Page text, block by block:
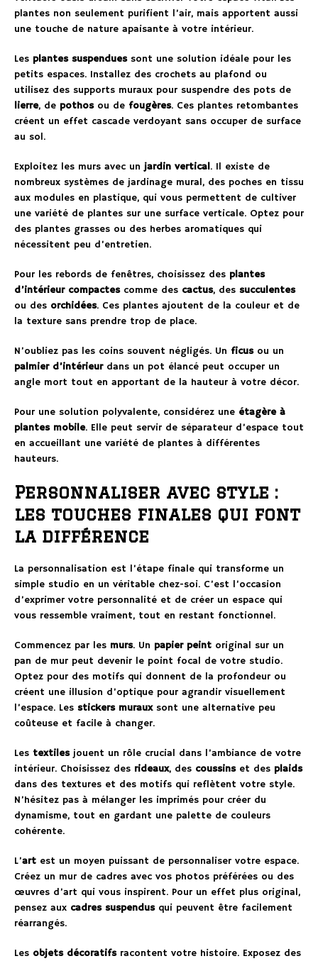
plantes non seulement purifient l’air, mais apportent aussi
une touche de nature apaisante à votre intérieur.
Les plantes suspenduessont une solution idéale pour les
petits espaces. Installez des crochets au plafond ou
utilisez des supports muraux pour suspendre des pots de
lierre, de pothosou de fougères. Ces plantes retombantes
créent un effet cascade verdoyant sans occuper de surface
au sol.
Exploitez les murs avec unjardin vertical. Il existe de
nombreux systèmes de jardinage mural, des poches en tissu
aux modules en plastique, qui vous permettent de cultiver
une variété de plantes sur une surface verticale. Optez pour
des plantes grasses ou des herbes aromatiques qui
nécessitent peu d’entretien.
Pour les rebords de fenêtres, choisissez des plantes
d’intérieur compactescomme des cactus, des succulentes
ou des orchidées. Ces plantes ajoutent de la couleur et de
la texture sans prendre trop de place.
N’oubliez pas les coins souvent négligés. Un ficusou un
palmier d’intérieurdans un pot élancé peut occuper un
angle mort tout en apportant de la hauteur à votre décor.
Pour une solution polyvalente, considérez une étagère à
plantes mobile. Elle peut servir de séparateur d’espace tout
en accueillant une variété de plantes à différentes
hauteurs.
Personnaliser avec style :
les touches finales qui font
la différence
La personnalisation est l’étape finale qui transforme un
simple studio en un véritable chez-soi. C’est l’occasion
d’exprimer votre personnalité et de créer un espace qui
vous ressemble vraiment, tout en restant fonctionnel.
Commencez par les murs. Un papier peint original sur un
pan de mur peut devenir le point focal de votre studio.
Optez pour des motifs qui donnent de la profondeur ou
créent une illusion d’optique pour agrandir visuellement
l’espace. Les stickers murauxsont une alternative peu
coûteuse et facile à changer.
Les textilesjouent un rôle crucial dans l’ambiance de votre
intérieur. Choisissez des rideaux, des coussinset des plaids
dans des textures et des motifs qui reflètent votre style.
N’hésitez pas à mélanger les imprimés pour créer du
dynamisme, tout en gardant une palette de couleurs
cohérente.
L’art est un moyen puissant de personnaliser votre espace.
Créez un mur de cadres avec vos photos préférées ou des
œuvres d’art qui vous inspirent. Pour un effet plus original,
pensez aux cadres suspendusqui peuvent être facilement
réarrangés.
Les objets décoratifsracontent votre histoire. Exposez des